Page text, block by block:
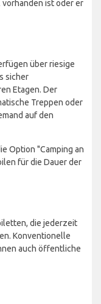
ist oder er
über riesige
sicher
Etagen. Der
Treppen oder
auf den
Option "Camping an
für die Dauer der
die jederzeit
Konventionelle
auch öffentliche